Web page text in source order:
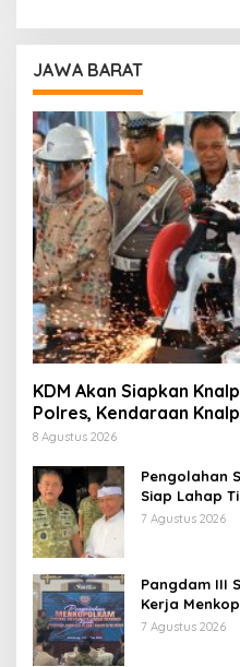
JAWA BARAT
KDM Akan Siapkan
Polres, Kendaraan
Langsung Ganti
8 Agustus 2026
Pengolahan
Siap Lahap
Jawa Barat
7 Agustus 2026
Pangdam III
Kerja
Pemerintah
7 Agustus 2026